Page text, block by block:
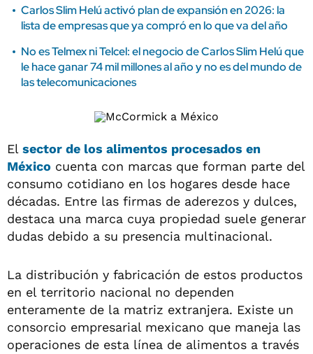
Carlos Slim Helú activó plan de expansión en 2026: la
lista de empresas que ya compró en lo que va del año
No es Telmex ni Telcel: el negocio de Carlos Slim Helú que
le hace ganar 74 mil millones al año y no es del mundo de
las telecomunicaciones
El sector de los alimentos procesados en
México cuenta con marcas que forman parte del
consumo cotidiano en los hogares desde hace
décadas. Entre las firmas de aderezos y dulces,
destaca una marca cuya propiedad suele generar
dudas debido a su presencia multinacional.
La distribución y fabricación de estos productos
en el territorio nacional no dependen
enteramente de la matriz extranjera. Existe un
consorcio empresarial mexicano que maneja las
operaciones de esta línea de alimentos a través